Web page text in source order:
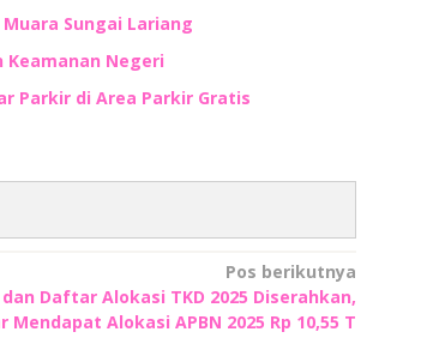
Sungai Lariang
Keamanan Negeri
Parkir di Area Parkir Gratis
Pos berikutnya
dan Daftar Alokasi TKD 2025 Diserahkan,
Mendapat Alokasi APBN 2025 Rp 10,55 T